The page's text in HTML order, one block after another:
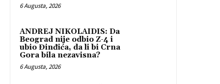
6 Augusta, 2026
ANDREJ NIKOLAIDIS: Da
Beograd nije odbio Z-4 i
ubio Đinđića, da li bi Crna
Gora bila nezavisna?
6 Augusta, 2026